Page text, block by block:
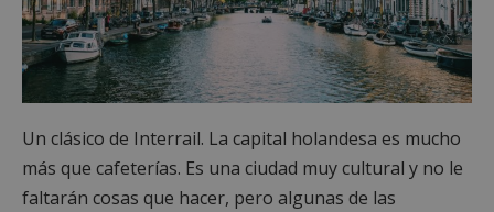
Un clásico de Interrail. La capital holandesa es mucho
más que cafeterías. Es una ciudad muy cultural y no le
faltarán cosas que hacer, pero algunas de las